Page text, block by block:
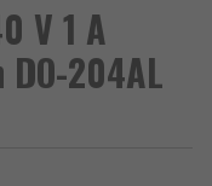
V 1 A
204AL